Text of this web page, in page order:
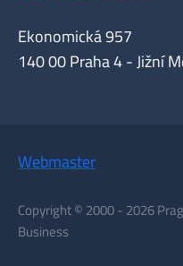
Ekonomická 957
140 00 Praha 4 - Jižní
Webmaster
Copyright © 2000 - 2026
Business